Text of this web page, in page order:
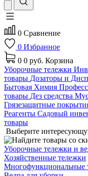
0 Сравнение
0 Избранное
0 0 руб. Корзина
Уборочные тележки
товары Дозаторы и
Бытовая Химия
товары Дез средства
Грязезащитные
Реагенты Садовый
товары
Выберите
Уборочные тележки и
Хозяйственные тележки
Многофункциональные